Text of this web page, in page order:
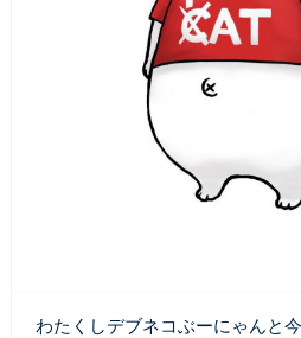
わたくしデブネコぶーにゃんと